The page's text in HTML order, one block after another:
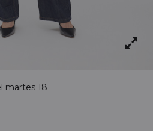
martes 18